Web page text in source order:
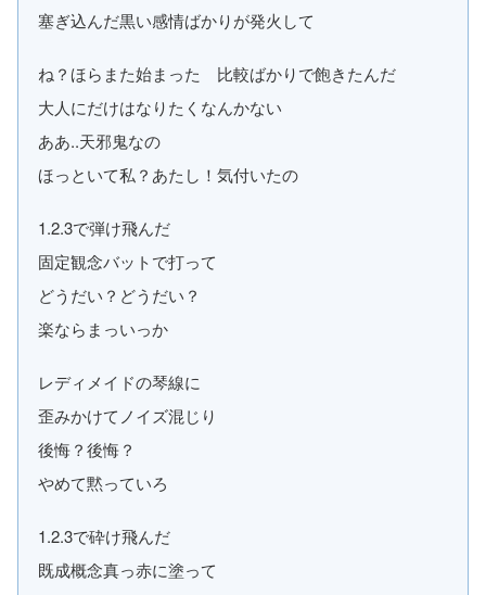
塞ぎ込んだ黒い感情ばかりが発火して
ね？ほらまた始まった 比較ばかりで飽きたんだ
大人にだけはなりたくなんかない
ああ..天邪鬼なの
ほっといて私？あたし！気付いたの
1.2.3で弾け飛んだ
固定観念バットで打って
どうだい？どうだい？
楽ならまっいっか
レディメイドの琴線に
歪みかけてノイズ混じり
後悔？後悔？
やめて黙っていろ
1.2.3で砕け飛んだ
既成概念真っ赤に塗って